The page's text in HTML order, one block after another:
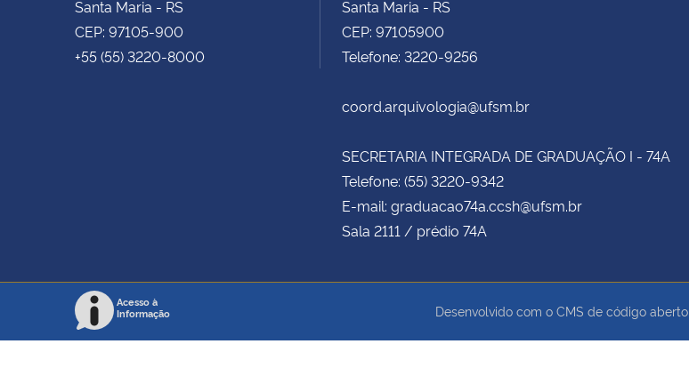
Santa Maria - RS
CEP: 97105-900
+55 (55) 3220-8000
Santa Maria - RS
CEP: 97105900
Telefone: 3220-9256
coord.arquivologia@ufsm.br
SECRETARIA INTEGRADA DE GRADUAÇÃO I - 74A
Telefone: (55) 3220-9342
E-mail: graduacao74a.ccsh@ufsm.br
Sala 2111 / prédio 74A
Acesso à
Informação
Desenvolvido com o CMS de código aberto